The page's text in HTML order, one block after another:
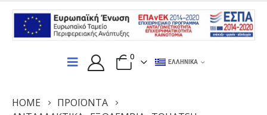
0
ΕΛΛΗΝΙΚΆ
HOME
ΠΡΟΪΌΝΤΑ